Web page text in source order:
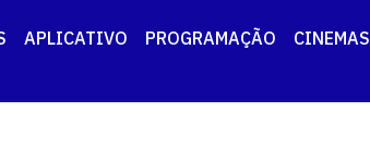
APLICATIVO PROGRAMAÇÃO CINEMAS